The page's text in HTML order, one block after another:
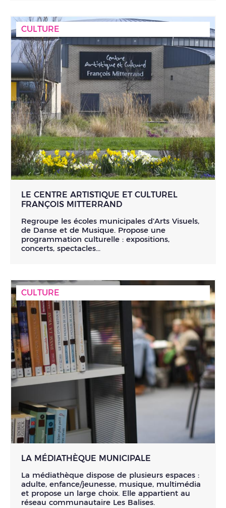
CULTURE
LE CENTRE ARTISTIQUE ET CULTUREL
FRANÇOIS MITTERRAND
Regroupe les écoles municipales d'Arts Visuels,
de Danse et de Musique. Propose une
programmation culturelle : expositions,
concerts, spectacles...
CULTURE
LA MÉDIATHÈQUE MUNICIPALE
La médiathèque dispose de plusieurs espaces :
adulte, enfance/jeunesse, musique, multimédia
et propose un large choix. Elle appartient au
réseau communautaire Les Balises.